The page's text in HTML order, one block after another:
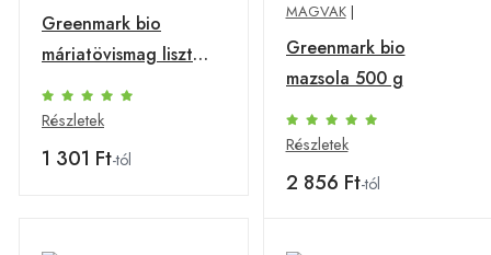
Greenmark bio
máriatövismag liszt
250 g
Részletek
1 301 Ft-tól
MAGVAK|
Greenmark bio
mazsola 500 g
Részletek
2 856 Ft-tól